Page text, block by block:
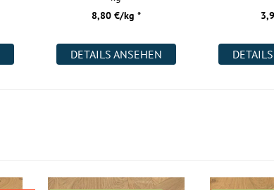
8,80 €/kg *
DETAILS ANSEHEN